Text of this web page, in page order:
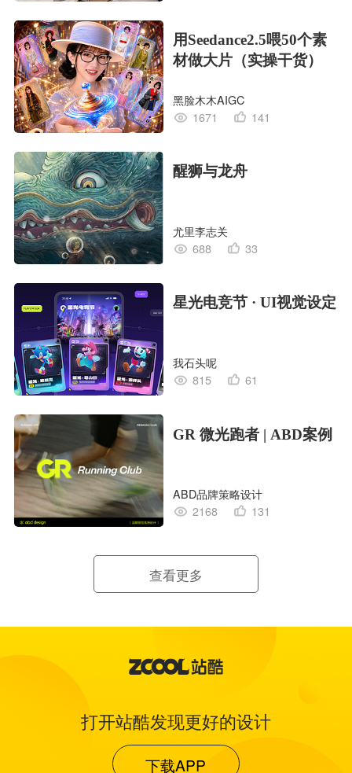
用Seedance2.5喂50个素
材做大片（实操干货）
黑脸木木AIGC
1671
141
醒狮与龙舟
尤里李志关
688
33
星光电竞节 · UI视觉设定
我石头呢
815
61
GR 微光跑者 | ABD案例
ABD品牌策略设计
2168
131
查看更多
打开站酷发现更好的设计
下载APP